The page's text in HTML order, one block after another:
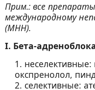
Прим.: все
международному
(МНН).
I. Бета-
1.
окспренолол,
2. селективные: